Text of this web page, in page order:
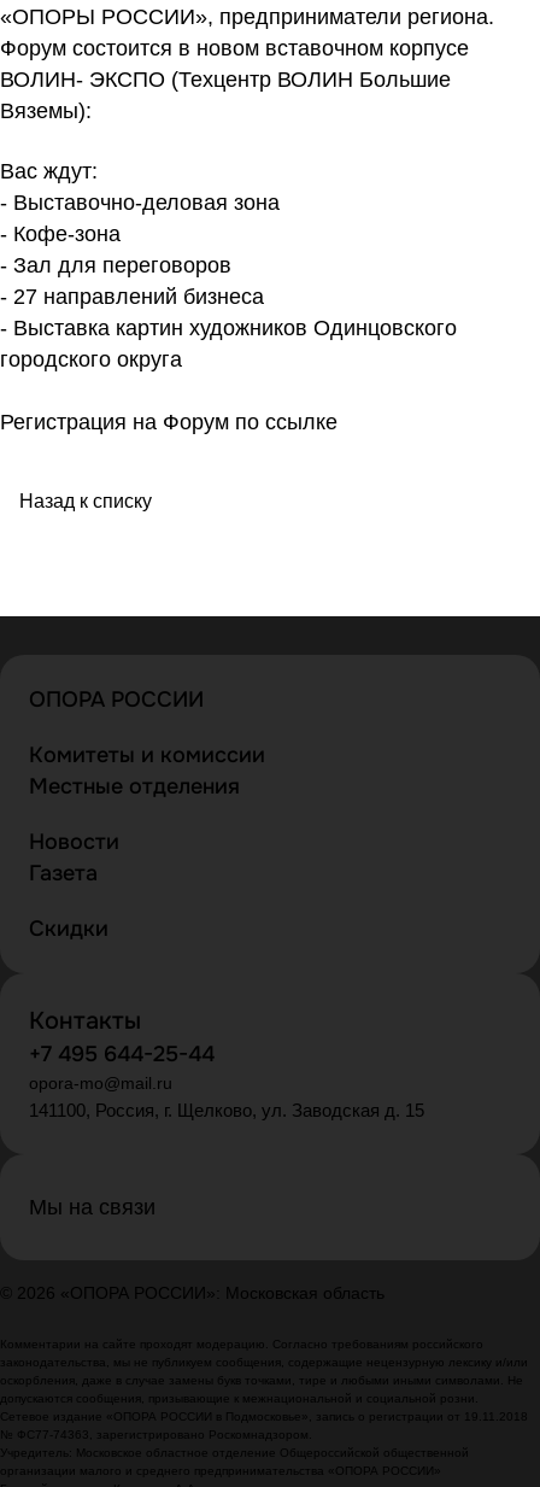
«ОПОРЫ РОССИИ», предприниматели региона.
Форум состоится в новом вставочном корпусе
ВОЛИН- ЭКСПО (Техцентр ВОЛИН Большие
Вяземы):
Вас ждут:
- Выставочно-деловая зона
- Кофе-зона
- Зал для переговоров
- 27 направлений бизнеса
- Выставка картин художников Одинцовского
городского округа
Регистрация на Форум по ссылке
Назад к списку
ОПОРА РОССИИ
Комитеты и комиссии
Местные отделения
Новости
Газета
Скидки
Контакты
+7 495 644-25-44
opora-mo@mail.ru
141100, Россия, г. Щелково, ул. Заводская д. 15
Мы на связи
© 2026 «ОПОРА РОССИИ»: Московская область
Комментарии на сайте проходят модерацию. Согласно требованиям российского
законодательства, мы не публикуем сообщения, содержащие нецензурную лексику и/или
оскорбления, даже в случае замены букв точками, тире и любыми иными символами. Не
допускаются сообщения, призывающие к межнациональной и социальной розни.
Сетевое издание «ОПОРА РОССИИ в Подмосковье», запись о регистрации от 19.11.2018
№ ФС77-74363, зарегистрировано Роскомнадзором.
Учредитель: Московское областное отделение Общероссийской общественной
организации малого и среднего предпринимательства «ОПОРА РОССИИ»